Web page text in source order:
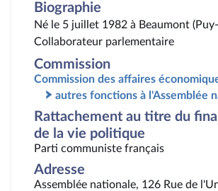
Biographie
Né le 5 juillet 1982 à Beaumont
Collaborateur parlementaire
Commission
Commission des affaires
autres fonctions à l'Assemblée
Rattachement au titre du
de la vie politique
Parti communiste français
Adresse
Assemblée nationale, 126 Rue de